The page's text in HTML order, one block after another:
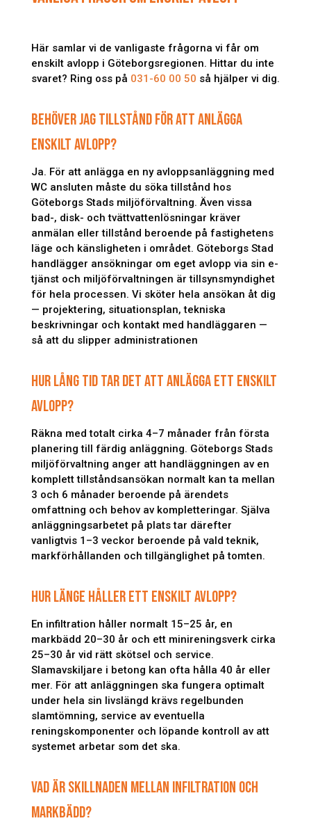
Här samlar vi de vanligaste frågorna vi får om
enskilt avlopp i Göteborgsregionen. Hittar du inte
svaret? Ring oss på 031-60 00 50 så hjälper vi dig.
BEHÖVER JAG TILLSTÅND FÖR ATT ANLÄGGA
ENSKILT AVLOPP?
Ja. För att anlägga en ny avloppsanläggning med
WC ansluten måste du söka tillstånd hos
Göteborgs Stads miljöförvaltning. Även vissa
bad-, disk- och tvättvattenlösningar kräver
anmälan eller tillstånd beroende på fastighetens
läge och känsligheten i området. Göteborgs Stad
handlägger ansökningar om eget avlopp via sin e-
tjänst och miljöförvaltningen är tillsynsmyndighet
för hela processen. Vi sköter hela ansökan åt dig
— projektering, situationsplan, tekniska
beskrivningar och kontakt med handläggaren —
så att du slipper administrationen
HUR LÅNG TID TAR DET ATT ANLÄGGA ETT ENSKILT
AVLOPP?
Räkna med totalt cirka 4–7 månader från första
planering till färdig anläggning. Göteborgs Stads
miljöförvaltning anger att handläggningen av en
komplett tillståndsansökan normalt kan ta mellan
3 och 6 månader beroende på ärendets
omfattning och behov av kompletteringar. Själva
anläggningsarbetet på plats tar därefter
vanligtvis 1–3 veckor beroende på vald teknik,
markförhållanden och tillgänglighet på tomten.
HUR LÄNGE HÅLLER ETT ENSKILT AVLOPP?
En infiltration håller normalt 15–25 år, en
markbädd 20–30 år och ett minireningsverk cirka
25–30 år vid rätt skötsel och service.
Slamavskiljare i betong kan ofta hålla 40 år eller
mer. För att anläggningen ska fungera optimalt
under hela sin livslängd krävs regelbunden
slamtömning, service av eventuella
reningskomponenter och löpande kontroll av att
systemet arbetar som det ska.
VAD ÄR SKILLNADEN MELLAN INFILTRATION OCH
MARKBÄDD?